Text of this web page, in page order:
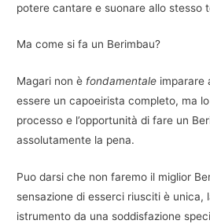
potere cantare e suonare allo stesso
Ma come si fa un Berimbau?
Magari non è fondamentale imparare
essere un capoeirista completo, ma
processo e l’opportunità di fare un
assolutamente la pena.
Puo darsi che non faremo il miglior
sensazione di esserci riusciti è unica,
istrumento da una soddisfazione